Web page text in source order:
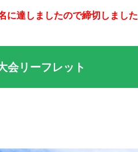
に達しましたので締切しました
会リーフレット